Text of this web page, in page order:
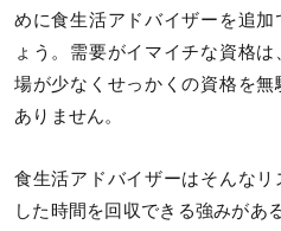
めに食生活アドバイザーを追
ょう。需要がイマイチな資格
場が少なくせっかくの資格を無
ありません。
食生活アドバイザーはそんな
した時間を回収できる強みがあ